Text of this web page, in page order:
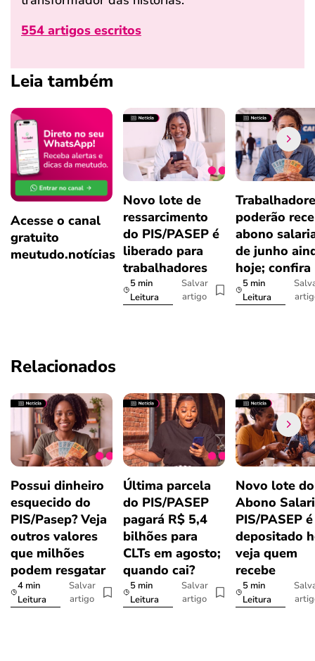
554 artigos escritos
Leia também
Acesse o canal
gratuito
meutudo.notícias
Novo lote de
ressarcimento
do PIS/PASEP é
liberado para
trabalhadores
5 min
Leitura
Salvar
artigo
poderão
abono
de junho
hoje; confira
5 min
Leitura
Relacionados
Possui dinheiro
esquecido do
PIS/Pasep? Veja
outros valores
que milhões
podem resgatar
4 min
Leitura
Salvar
artigo
Última parcela
do PIS/PASEP
pagará R$ 5,4
bilhões para
CLTs em agosto;
quando cai?
5 min
Leitura
Salvar
artigo
Novo lote do
Abono
PIS/PASEP é
depositado
veja quem
recebe
5 min
Leitura